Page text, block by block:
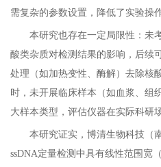
需复杂的参数设置，降低了实验操
本研究也存在一定局限性：未
酸类杂质对检测结果的影响，后续
处理（如加热变性、酶解）去除核
时，未开展临床样本（如血浆、组
大样本类型，评估仪器在实际科研
本研究证实，博清生物科技（
ssDNA定量检测中具有线性范围宽